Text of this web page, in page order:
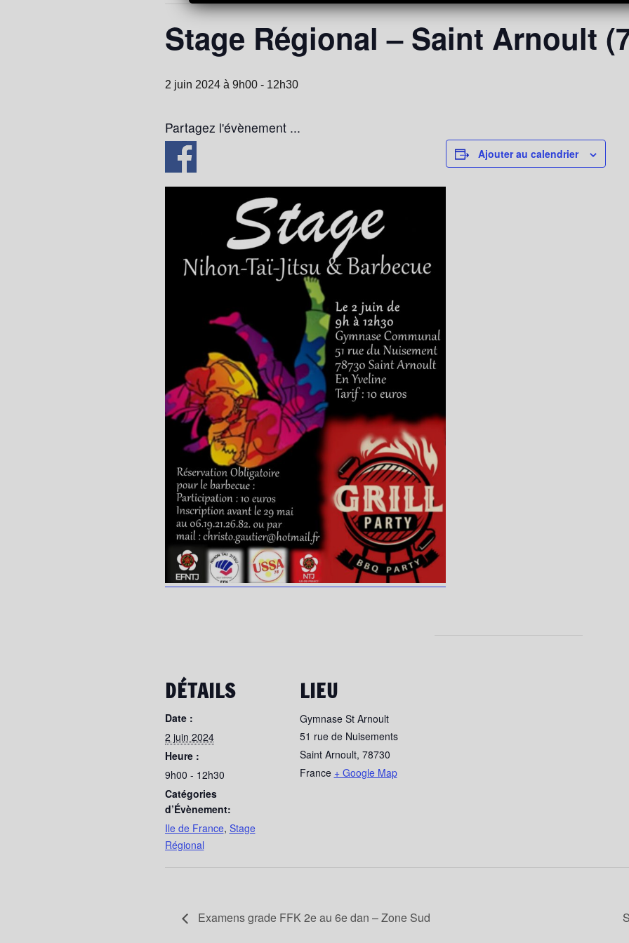
Stage Régional – Saint Arnoult
2 juin 2024 à 9h00- 12h30
Partagez l'évènement ...
Ajouter au calendrier
DÉTAILS
Date :
2 juin 2024
Heure :
9h00 - 12h30
Catégories
d’Évènement:
Ile de France, Stage
Régional
LIEU
Gymnase St Arnoult
51 rue de Nuisements
Saint Arnoult, 78730
France + Google Map
Examens grade FFK 2e au 6e dan – Zone Sud